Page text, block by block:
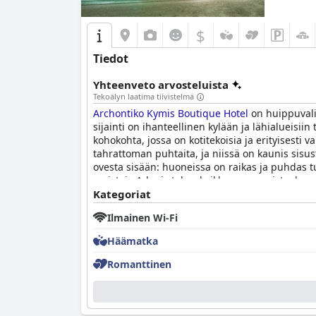
$
Tiedot
Yhteenveto arvosteluista
Tekoälyn laatima tiivistelmä
Archontiko Kymis Boutique Hotel on
sijainti on ihanteellinen kylään ja lähialueisiin
kohokohta, jossa on kotitekoisia ja erityisesti
tahrattoman puhtaita, ja niissä on kaunis
ovesta sisään: huoneissa on raikas ja puhdas
omistaja Adonis tekee kaikkensa
mukavuutta loistavaa yöunta varten. Kaiken
mikä tekee siitä erinomaisen valinnan
Kategoriat
Ilmainen Wi-Fi
Häämatka
Romanttinen